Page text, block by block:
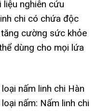
liệu nghiên cứu
chi có chứa độc
cường sức khỏe
dùng cho mọi lứa
nấm linh chi Hàn
nấm: Nấm linh chi